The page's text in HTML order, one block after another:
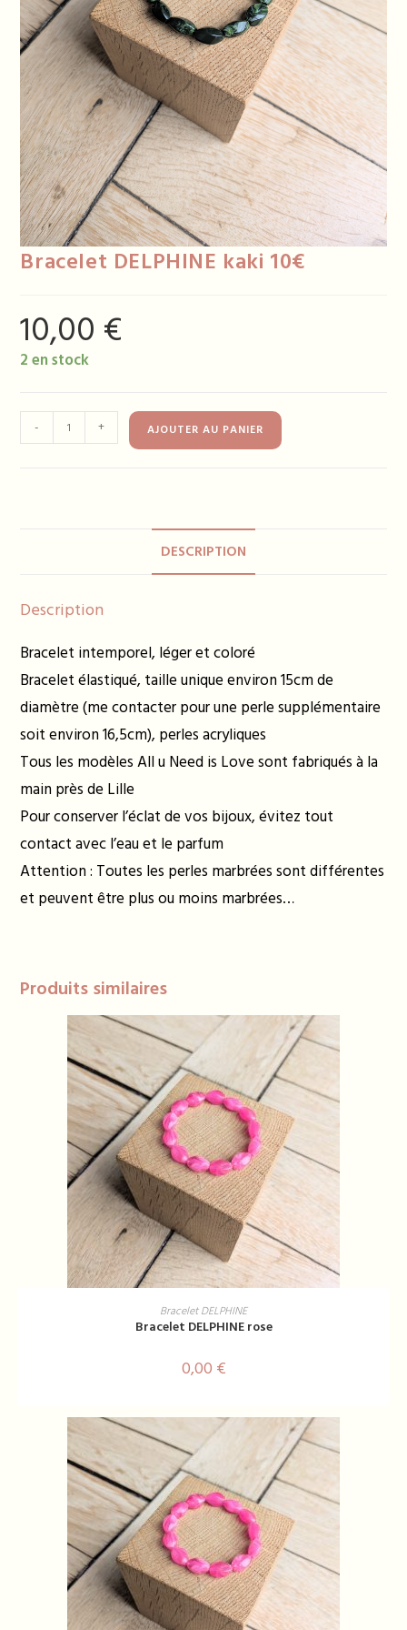
Bracelet DELPHINE kaki 10€
10,00 €
2 en stock
de
- + AJOUTER AU PANIER
DESCRIPTION
Description
Bracelet intemporel, léger et coloré
Bracelet élastiqué, taille unique environ 15cm de
diamètre (me contacter pour une perle supplémentaire
soit environ 16,5cm), perles acryliques
Tous les modèles All u Need is Love sont fabriqués à la
main près de Lille
Pour conserver l’éclat de vos bijoux, évitez tout
contact avec l’eau et le parfum
Attention : Toutes les perles marbrées sont différentes
et peuvent être plus ou moins marbrées…
Produits similaires
AJOUTER AU PANIER
Bracelet DELPHINE
Bracelet DELPHINE rose
0,00 €